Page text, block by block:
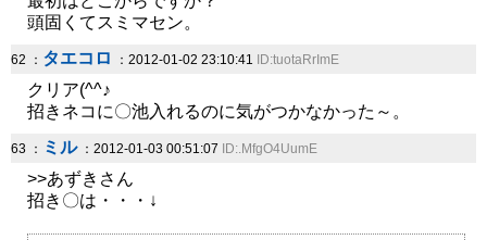
頭固くてスミマセン。
62 ： タエコロ ：2012-01-02 23:10:41 ID:tuotaRrImE
クリア(^^♪
招きネコに〇池入れるのに気がつかなかった～。
63 ： ミル：2012-01-03 00:51:07 ID:.MfgO4UumE
>>あずきさん
招き〇は・・・↓